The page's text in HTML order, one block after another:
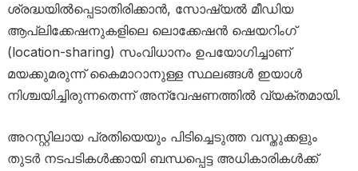
ശ്രദ്ധയിൽപ്പെടാതിരിക്കാൻ, സോഷ്യൽ മീഡിയ
ആപ്ലിക്കേഷനുകളിലെ ലൊക്കേഷൻ ഷെയറിംഗ്
(location-sharing) സംവിധാനം ഉപയോഗിച്ചാണ്
മയക്കുമരുന്ന് കൈമാറാനുള്ള സ്ഥലങ്ങൾ ഇയാൾ
നിശ്ചയിച്ചിരുന്നതെന്ന് അന്വേഷണത്തിൽ വ്യക്തമായി.
അറസ്റ്റിലായ പ്രതിയെയും പിടിച്ചെടുത്ത വസ്തുക്കളും
തുടർ നടപടികൾക്കായി ബന്ധപ്പെട്ട അധികാരികൾക്ക്